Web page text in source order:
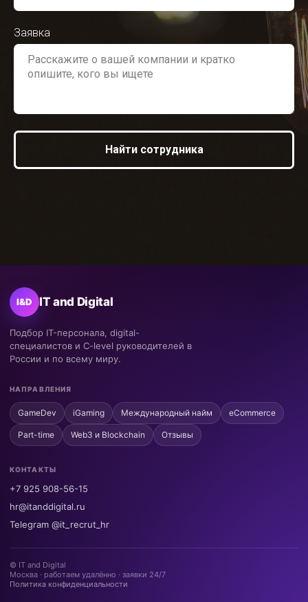
Заявка
Найти сотрудника
I&D IT and Digital
Подбор IT-персонала, digital-
специалистов и C-level руководителей в
России и по всему миру.
НАПРАВЛЕНИЯ
GameDev iGaming Международный найм eCommerce
Part-time Web3 и Blockchain Отзывы
КОНТАКТЫ
+7 925 908-56-15
hr@itanddigital.ru
Telegram @it_recrut_hr
© IT and Digital
Москва · работаем удалённо · заявки 24/7
Политика конфиденциальности